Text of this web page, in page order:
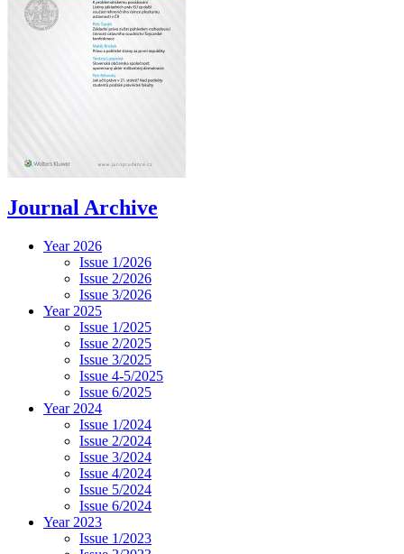
Journal Archive
Year 2026
Issue 1/2026
Issue 2/2026
Issue 3/2026
Year 2025
Issue 1/2025
Issue 2/2025
Issue 3/2025
Issue 4-5/2025
Issue 6/2025
Year 2024
Issue 1/2024
Issue 2/2024
Issue 3/2024
Issue 4/2024
Issue 5/2024
Issue 6/2024
Year 2023
Issue 1/2023